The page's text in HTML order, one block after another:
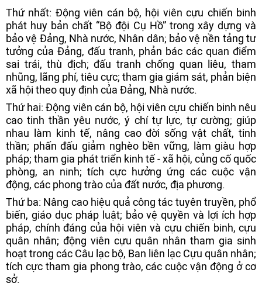
Thứ nhất: Động viên cán bộ, hội viên cựu chiến binh
phát huy bản chất “Bộ đội Cụ Hồ” trong xây dựng và
bảo vệ Đảng, Nhà nước, Nhân dân; bảo vệ nền tảng tư
tưởng của Đảng, đấu tranh, phản bác các quan điểm
sai trái, thù địch; đấu tranh chống quan liêu, tham
nhũng, lãng phí, tiêu cực; tham gia giám sát, phản biện
xã hội theo quy định của Đảng, Nhà nước.
Thứ hai: Động viên cán bộ, hội viên cựu chiến binh nêu
cao tinh thần yêu nước, ý chí tự lực, tự cường; giúp
nhau làm kinh tế, nâng cao đời sống vật chất, tinh
thần; phấn đấu giảm nghèo bền vững, làm giàu hợp
pháp; tham gia phát triển kinh tế - xã hội, củng cố quốc
phòng, an ninh; tích cực hưởng ứng các cuộc vận
động, các phong trào của đất nước, địa phương.
Thứ ba: Nâng cao hiệu quả công tác tuyên truyền, phổ
biến, giáo dục pháp luật; bảo vệ quyền và lợi ích hợp
pháp, chính đáng của hội viên và cựu chiến binh, cựu
quân nhân; động viên cựu quân nhân tham gia sinh
hoạt trong các Câu lạc bộ, Ban liên lạc Cựu quân nhân;
tích cực tham gia phong trào, các cuộc vận động ở cơ
sở.